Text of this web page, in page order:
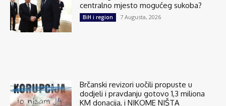
centralno mjesto mogućeg sukoba?
BiH i region 7 Augusta, 2026
Brčanski revizori uočili propuste u
dodjeli i pravdanju gotovo 1,3 miliona
KM donacija, i NIKOME NIŠTA